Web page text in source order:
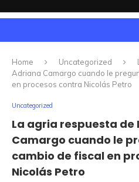
Home Uncategorized
Adriana Camargo cuando le
en procesos contra Nicolás Petro
Uncategorized
La agria respuesta de
Camargo cuando le
cambio de fiscal en
Nicolás Petro